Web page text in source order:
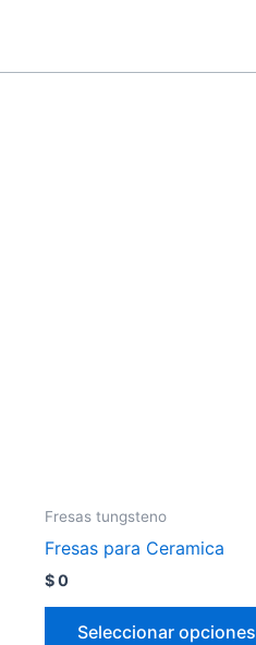
Fresas tungsteno
Fresas para Ceramica
$0
Seleccionar opciones